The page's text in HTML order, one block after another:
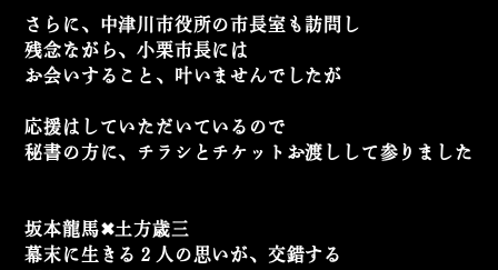
さらに、中津川市役所の市長室も訪問し
残念ながら、小栗市長には
お会いすること、叶いませんでしたが
応援はしていただいているので
秘書の方に、チラシとチケット お渡しして参りました
坂本龍馬✖︎土方歳三
幕末に生きる２人の思いが、交錯する